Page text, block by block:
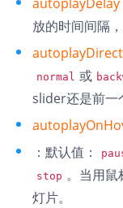
放的时间间隔，
normal 或
slider还是前一
：默认值：
stop 。当用鼠
灯片。